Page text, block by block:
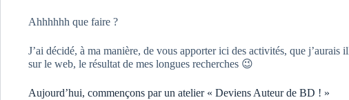
Ahhhhhh que faire ?
J’ai décidé, à ma manière, de vous apporter ici des activités, que j’aurais
sur le web, le résultat de mes longues recherches 😉
Aujourd’hui, commençons par un atelier « Deviens Auteur de BD ! »